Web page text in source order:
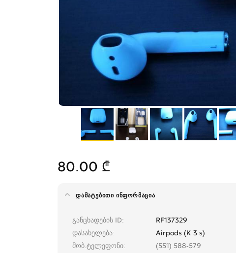
80.00 ₾
ᲓᲐᲛᲐᲢᲔᲑᲘᲗᲘ ᲘᲜᲤᲝᲠᲛᲐᲪᲘᲐ
განცხადების ID
RF137329
დასახელება
Airpods (K 3 s)
მობ.ტელეფონი
(551) 588-579